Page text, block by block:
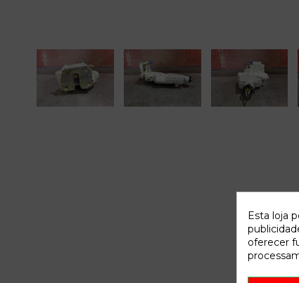
Esta loja
oferecer